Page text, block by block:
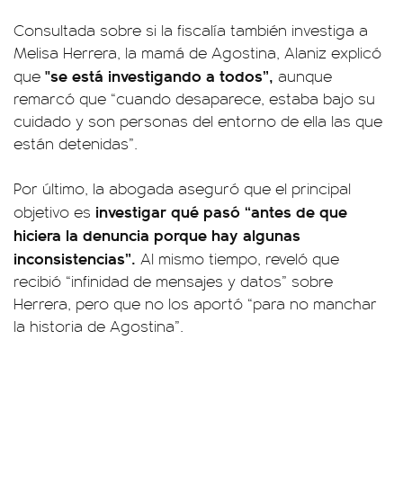
Consultada sobre si la fiscalía también investiga a
Melisa Herrera, la mamá de Agostina, Alaniz explicó
que "se está investigando a todos”, aunque
remarcó que “cuando desaparece, estaba bajo su
cuidado y son personas del entorno de ella las que
están detenidas”.
Por último, la abogada aseguró que el principal
objetivo es investigar qué pasó “antes de que
hiciera la denuncia porque hay algunas
inconsistencias”. Al mismo tiempo, reveló que
recibió “infinidad de mensajes y datos” sobre
Herrera, pero que no los aportó “para no manchar
la historia de Agostina”.